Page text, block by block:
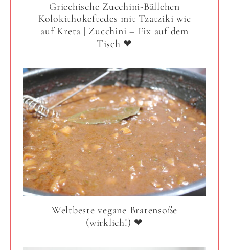
Griechische Zucchini-Bällchen
Kolokithokeftedes mit Tzatziki wie
auf Kreta | Zucchini – Fix auf dem
Tisch ❤
Weltbeste vegane Bratensoße
(wirklich!) ❤